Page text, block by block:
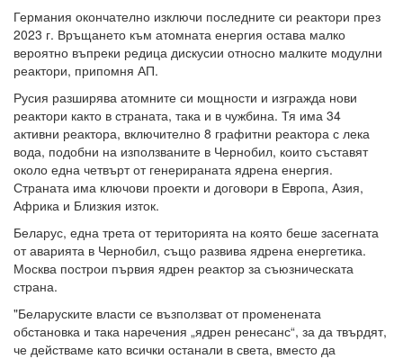
Германия окончателно изключи последните си реактори през
2023 г. Връщането към атомната енергия остава малко
вероятно въпреки редица дискусии относно малките модулни
реактори, припомня АП.
Русия разширява атомните си мощности и изгражда нови
реактори както в страната, така и в чужбина. Тя има 34
активни реактора, включително 8 графитни реактора с лека
вода, подобни на използваните в Чернобил, които съставят
около една четвърт от генерираната ядрена енергия.
Страната има ключови проекти и договори в Европа, Азия,
Африка и Близкия изток.
Беларус, една трета от територията на която беше засегната
от аварията в Чернобил, също развива ядрена енергетика.
Москва построи първия ядрен реактор за съюзническата
страна.
"Беларуските власти се възползват от променената
обстановка и така наречения „ядрен ренесанс“, за да твърдят,
че действаме като всички останали в света, вместо да